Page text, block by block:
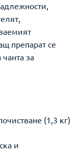
препарат се
за
(1,3 кг)
и